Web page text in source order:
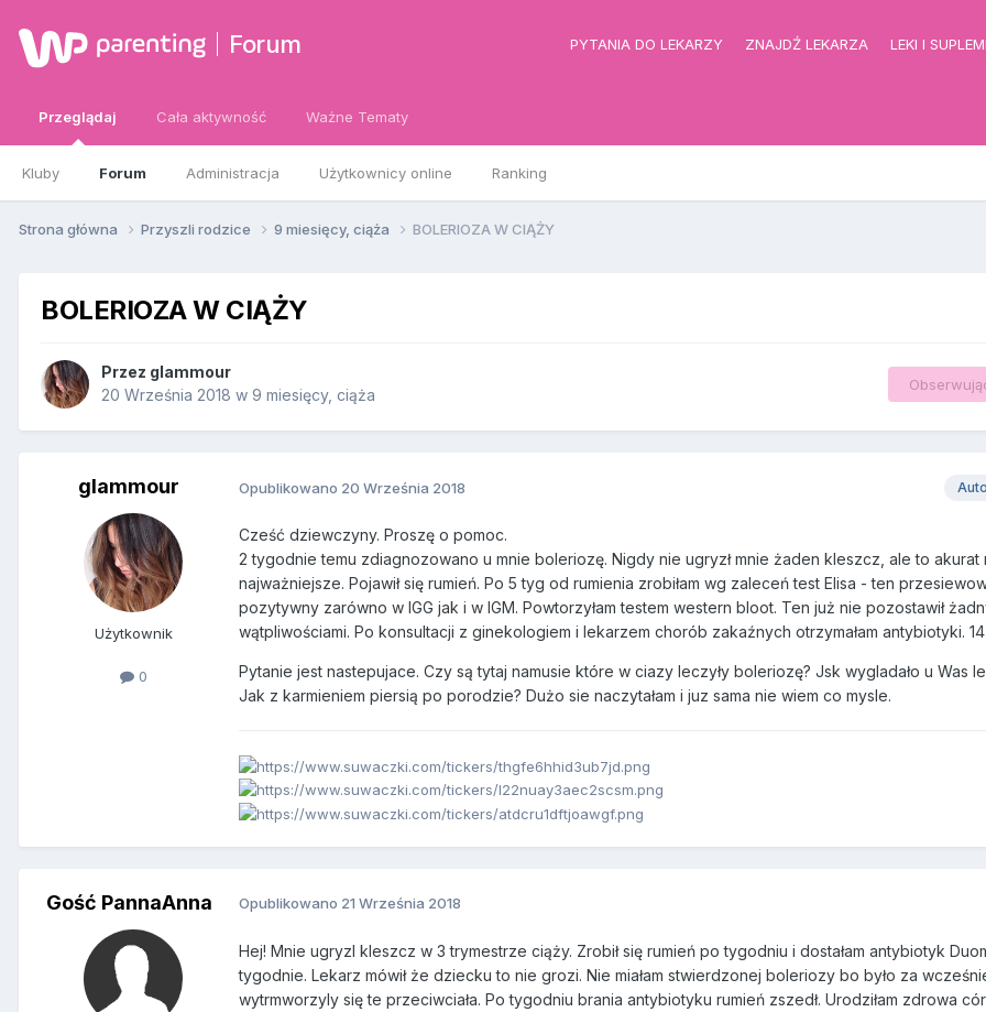
Forum PYTANIA DO LEKARZY ZNAJDŹ LEKARZA LEKI I
Przeglądaj
Kluby Forum Administracja Użytkownicy online Ranking
Cała aktywność Ważne Tematy
Strona główna Przyszli rodzice 9 miesięcy, ciąża BOLERIOZA W CIĄŻY
BOLERIOZA W CIĄŻY
Przez glammour
20 Września 2018 w 9 miesięcy, ciąża
glammour
Użytkownik
0
Opublikowano 20 Września 2018
Cześć dziewczyny. Proszę o pomoc.
2 tygodnie temu zdiagnozowano u mnie boleriozę. Nigdy nie ugryzł mnie żaden kleszcz, ale to akurat
najważniejsze. Pojawił się rumień. Po 5 tyg od rumienia zrobiłam wg zaleceń test Elisa - ten
pozytywny zarówno w IGG jak i w IGM. Powtorzyłam testem western bloot. Ten już nie pozostawił
wątpliwościami. Po konsultacji z ginekologiem i lekarzem chorób zakaźnych otrzymałam antybiotyki.
Pytanie jest nastepujace. Czy są tytaj namusie które w ciazy leczyły boleriozę? Jsk wygladało u Was
Jak z karmieniem piersią po porodzie? Dużo sie naczytałam i juz sama nie wiem co mysle.
Gość PannaAnna Opublikowano 21 Września 2018
Hej! Mnie ugryzl kleszcz w 3 trymestrze ciąży. Zrobił się rumień po tygodniu i dostałam antybiotyk
tygodnie. Lekarz mówił że dziecku to nie grozi. Nie miałam stwierdzonej boleriozy bo było za
wytrmworzyly się te przeciwciała. Po tygodniu brania antybiotyku rumień zszedł. Urodziłam zdrowa